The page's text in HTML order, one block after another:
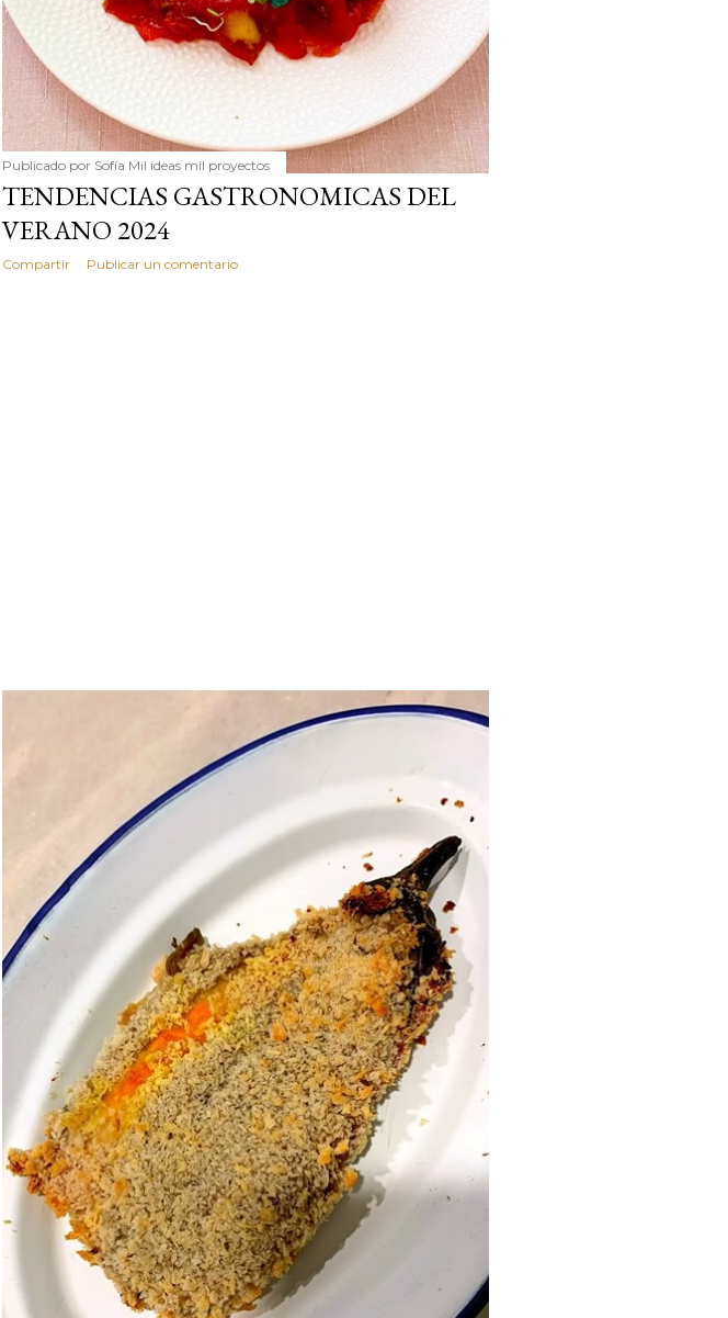
Publicado por Sofía Mil ideas mil proyectos
TENDENCIAS GASTRONOMICAS DEL
VERANO 2024
Compartir Publicar un comentario